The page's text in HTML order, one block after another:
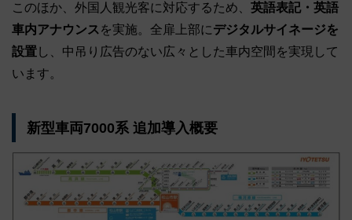
このほか、外国人観光客に対応するため、 英語表記・英語
車内アナウンスを実施。全扉上部にデジタルサイネージを
設置 し、中吊り広告のない広々とした車内空間を実現して
います。
新型車両7000系 追加導入概要